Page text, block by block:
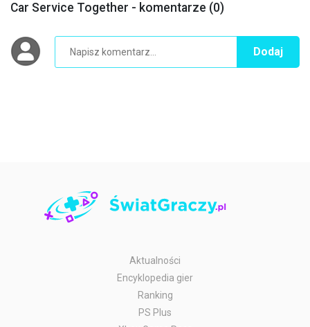
Car Service Together - komentarze (0)
Dodaj
Aktualności
Encyklopedia gier
Ranking
PS Plus